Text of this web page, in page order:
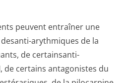
peuvent entraîner une
arythmiques de la
de certainsanti-
de certains antagonistes du